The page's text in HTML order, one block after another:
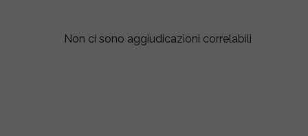
Non ci sono aggiudicazioni correlabili